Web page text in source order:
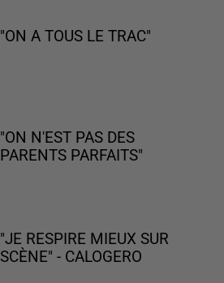
"ON A TOUS LE TRAC"
"ON N'EST PAS DES
PARENTS PARFAITS"
"JE RESPIRE MIEUX SUR
SCÈNE" - CALOGERO